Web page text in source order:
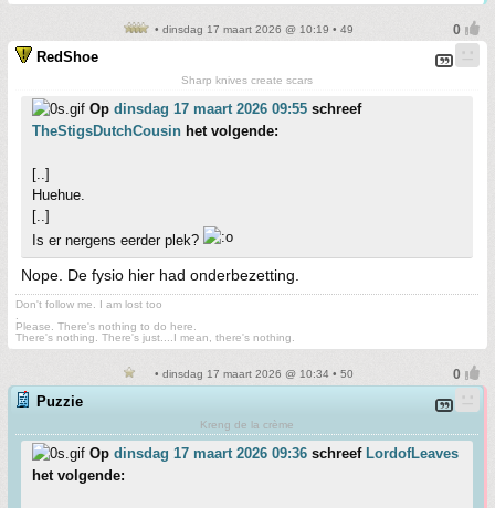
• dinsdag 17 maart 2026 @ 10:19 • 49
RedShoe
Sharp knives create scars
Op dinsdag 17 maart 2026 09:55 schreef
TheStigsDutchCousin het volgende:
[..]
Huehue.
[..]
Is er nergens eerder plek?
Nope. De fysio hier had onderbezetting.
Don't follow me. I am lost too
Please. There's nothing to do here.
There's nothing. There's just....I mean, there's nothing.
• dinsdag 17 maart 2026 @ 10:34 • 50
Puzzie
Kreng de la crème
Op dinsdag 17 maart 2026 09:36 schreef LordofLeaves
het volgende: